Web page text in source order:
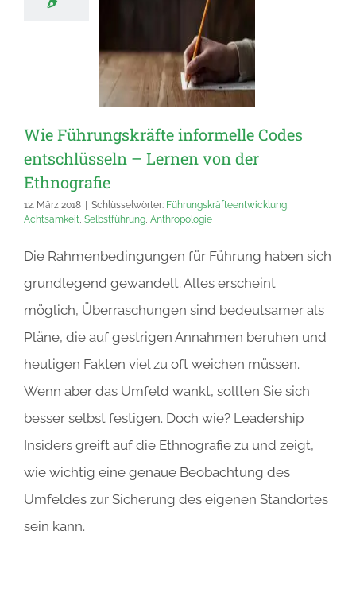
Wie Führungskräfte informelle Codes
entschlüsseln – Lernen von der
Ethnografie
12. März 2018 Schlüsselwörter: Führungskräfteentwicklung,
Achtsamkeit, Selbstführung, Anthropologie
Die Rahmenbedingungen für Führung haben sich
grundlegend gewandelt. Alles erscheint
möglich, Überraschungen sind bedeutsamer als
Pläne, die auf gestrigen Annahmen beruhen und
heutigen Fakten viel zu oft weichen müssen.
Wenn aber das Umfeld wankt, sollten Sie sich
besser selbst festigen. Doch wie? Leadership
Insiders greift auf die Ethnografie zu und zeigt,
wie wichtig eine genaue Beobachtung des
Umfeldes zur Sicherung des eigenen Standortes
sein kann.